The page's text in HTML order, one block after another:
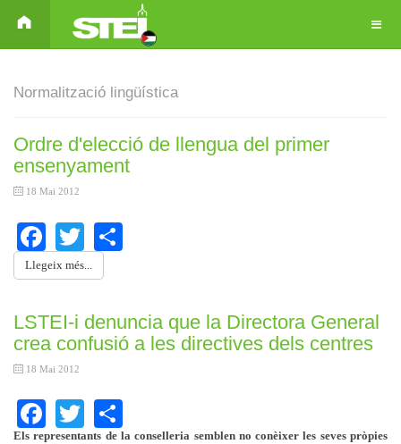
Normalització lingüística
Ordre d'elecció de llengua del primer
ensenyament
18 Mai 2012
Facebook
Twitter
Llegeix més...
LSTEI-i denuncia que la Directora General
crea confusió a les directives dels centres
18 Mai 2012
Facebook
Twitter
Els representants de la conselleria semblen no conèixer les seves pròpies